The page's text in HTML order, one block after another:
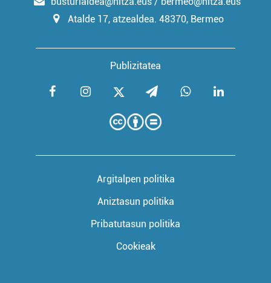
Publizitatea
Atalde 17, atzealdea. 48370, Bermeo
Argitalpen politika
Aniztasun politika
Pribatutasun politika
Cookieak